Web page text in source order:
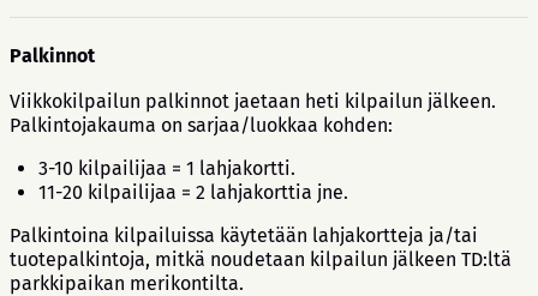
Palkinnot
Viikkokilpailun palkinnot jaetaan heti kilpailun jälkeen.
Palkintojakauma on sarjaa/luokkaa kohden:
3-10 kilpailijaa = 1 lahjakortti.
11-20 kilpailijaa = 2 lahjakorttia jne.
Palkintoina kilpailuissa käytetään lahjakortteja ja/tai
tuotepalkintoja, mitkä noudetaan kilpailun jälkeen TD:ltä
parkkipaikan merikontilta.